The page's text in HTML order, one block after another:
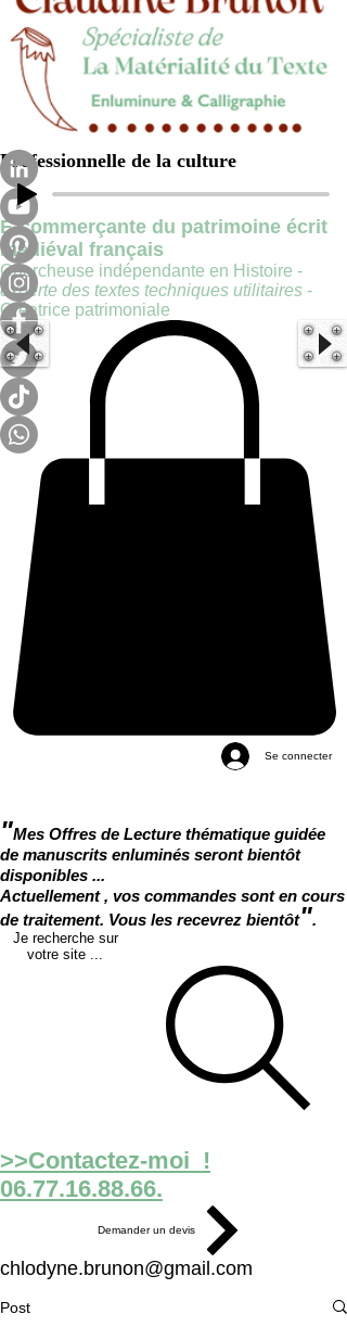
Professionnelle de la culture
E-commerçante du patrimoine écrit
médiéval français
Chercheuse indépendante en Histoire -
experte des textes techniques utilitaires -
Créatrice patrimoniale
Se connecter
"Mes Offres de Lecture thématique guidée
de manuscrits enluminés seront bientôt
disponibles ...
Actuellement , vos commandes sont en cours
de traitement. Vous les recevrez bientôt".
Je recherche sur
votre site ...
>>Contactez-moi !
06.77.16.88.66.
Demander un devis
chlodyne.brunon@gmail.com
Post